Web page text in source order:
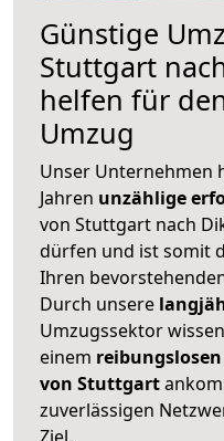
Günstige
Stuttgart
helfen für
Umzug
Unser Unternehmen
Jahren unzählige
von Stuttgart nach
dürfen und ist somit
Ihren
Durch unsere
Umzugssektor
einem
von Stuttgart
zuverlässigen